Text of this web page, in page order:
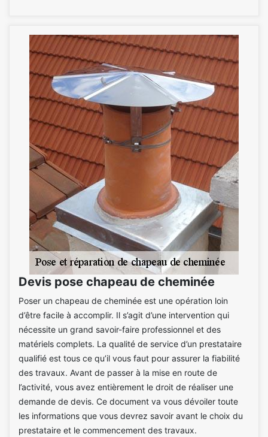
Devis pose chapeau de cheminée
Poser un chapeau de cheminée est une opération loin
d’être facile à accomplir. Il s’agit d’une intervention qui
nécessite un grand savoir-faire professionnel et des
matériels complets. La qualité de service d’un prestataire
qualifié est tous ce qu’il vous faut pour assurer la fiabilité
des travaux. Avant de passer à la mise en route de
l’activité, vous avez entièrement le droit de réaliser une
demande de devis. Ce document va vous dévoiler toute
les informations que vous devrez savoir avant le choix du
prestataire et le commencement des travaux.